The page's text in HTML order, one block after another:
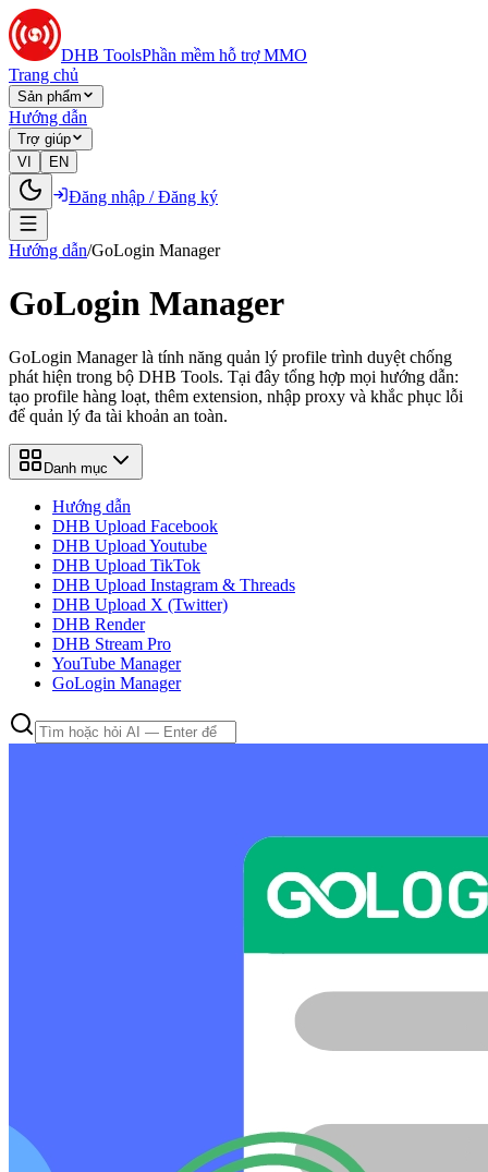
DHB ToolsPhần mềm hỗ trợ MMO
Trang chủ
Sản phẩm
Hướng dẫn
Trợ giúp
VI
EN
Đăng nhập / Đăng ký
Hướng dẫn/GoLogin Manager
GoLogin Manager
GoLogin Manager là tính năng quản lý profile trình duyệt chống
phát hiện trong bộ DHB Tools. Tại đây tổng hợp mọi hướng dẫn:
tạo profile hàng loạt, thêm extension, nhập proxy và khắc phục lỗi
để quản lý đa tài khoản an toàn.
Danh mục
Hướng dẫn
DHB Upload Facebook
DHB Upload Youtube
DHB Upload TikTok
DHB Upload Instagram & Threads
DHB Upload X (Twitter)
DHB Render
DHB Stream Pro
YouTube Manager
GoLogin Manager